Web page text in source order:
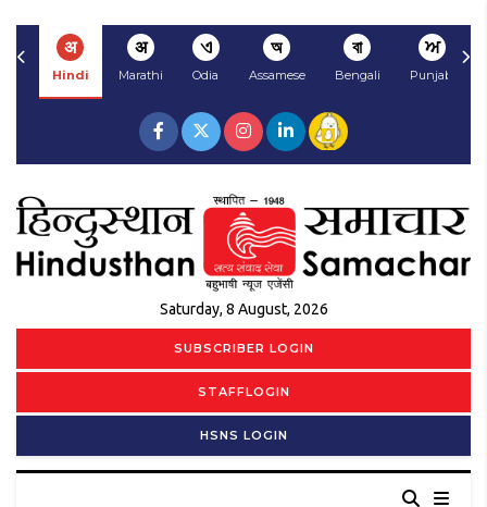
अ
Hindi
अ
Marathi
ଏ
Odia
অ
Assamese
বা
Bengali
ਅ
Punjabi
Saturday, 8 August, 2026
SUBSCRIBER LOGIN
STAFFLOGIN
HSNS LOGIN